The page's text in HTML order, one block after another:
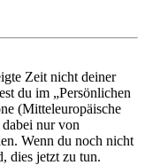
Zeit nicht deiner
du im „Persönlichen
(Mitteleuropäische
nur von
Wenn du noch nicht
dies jetzt zu tun.